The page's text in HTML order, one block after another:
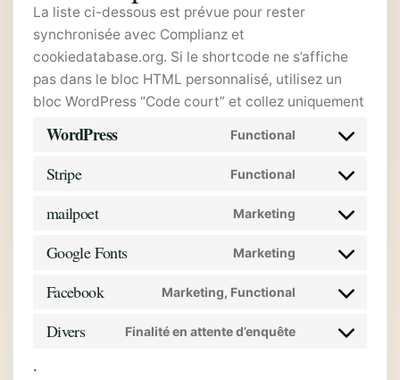
La liste ci-dessous est prévue pour rester
synchronisée avec Complianz et
cookiedatabase.org. Si le shortcode ne s’affiche
pas dans le bloc HTML personnalisé, utilisez un
bloc WordPress “Code court” et collez uniquement
WordPress
Functional
to
wordpress
Stripe Functional
Consent
service
mailpoet Marketing
Consent
service
Google Fonts Marketing
Consent
service
Facebook Marketing, Functional
Consent
service
Divers Finalité en attente d’enquête
Consent
.